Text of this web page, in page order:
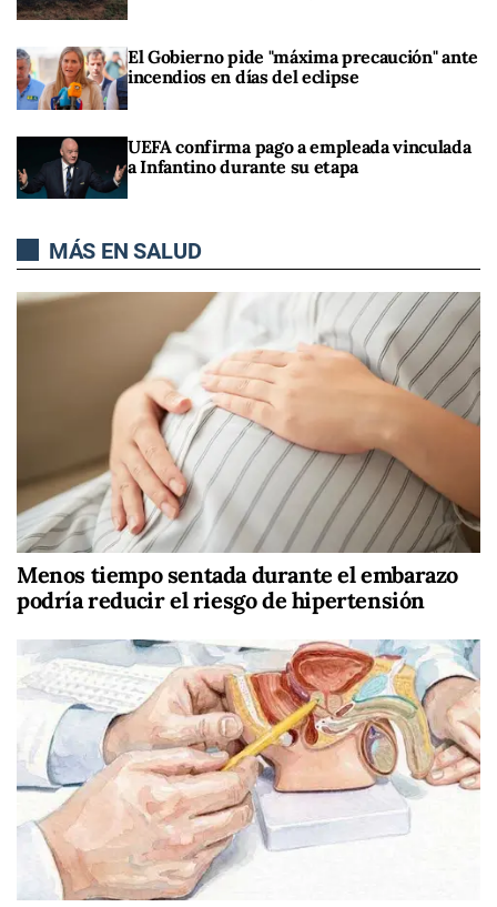
El Gobierno pide "máxima precaución" ante
incendios en días del eclipse
UEFA confirma pago a empleada vinculada
a Infantino durante su etapa
MÁS EN SALUD
Menos tiempo sentada durante el embarazo
podría reducir el riesgo de hipertensión